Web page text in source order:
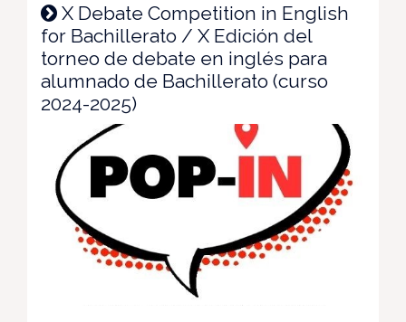
X Debate Competition in English
for Bachillerato / X Edición del
torneo de debate en inglés para
alumnado de Bachillerato (curso
2024-2025)